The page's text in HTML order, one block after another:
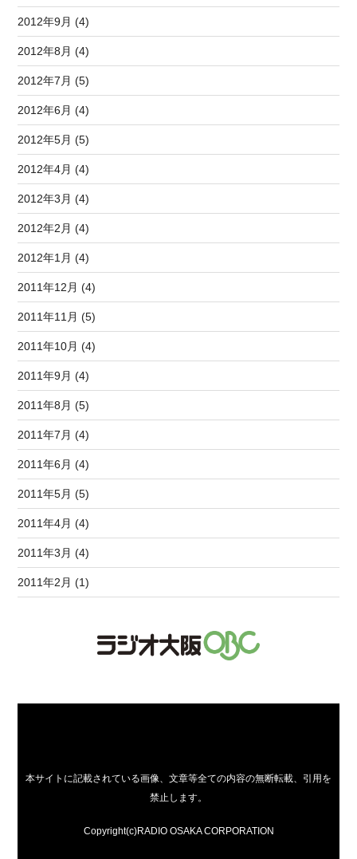
2012年9月 (4)
2012年8月 (4)
2012年7月 (5)
2012年6月 (4)
2012年5月 (5)
2012年4月 (4)
2012年3月 (4)
2012年2月 (4)
2012年1月 (4)
2011年12月 (4)
2011年11月 (5)
2011年10月 (4)
2011年9月 (4)
2011年8月 (5)
2011年7月 (4)
2011年6月 (4)
2011年5月 (5)
2011年4月 (4)
2011年3月 (4)
2011年2月 (1)
本サイトに記載されている画像、文章等全ての内容の無断転載、引用を
禁止します。
Copyright(c)RADIO OSAKA CORPORATION